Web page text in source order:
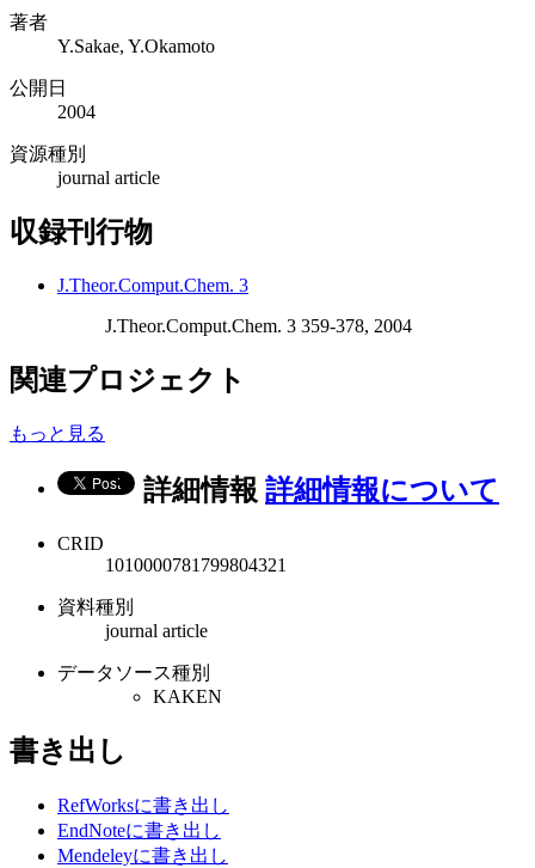
著者
Y.Sakae, Y.Okamoto
公開日
2004
資源種別
journal article
収録刊行物
J.Theor.Comput.Chem. 3
J.Theor.Comput.Chem. 3 359-378, 2004
関連プロジェクト
もっと見る
詳細情報 詳細情報について
CRID
1010000781799804321
資料種別
journal article
データソース種別
KAKEN
書き出し
RefWorksに書き出し
EndNoteに書き出し
Mendeleyに書き出し